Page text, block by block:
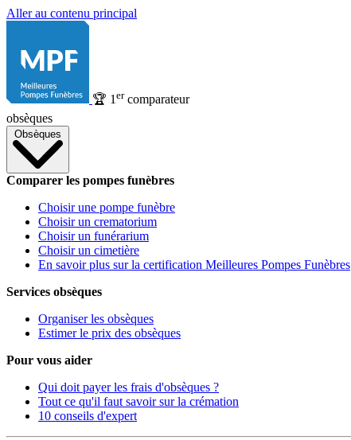
Aller au contenu principal
🏆 1 ercomparateur
obsèques
Obsèques
Comparer les pompes funèbres
Choisir une pompe funèbre
Choisir un crematorium
Choisir un funérarium
Choisir un cimetière
En savoir plus sur la certification Meilleures Pompes Funèbres
Services obsèques
Organiser les obsèques
Estimer le prix des obsèques
Pour vous aider
Qui doit payer les frais d'obsèques ?
Tout ce qu'il faut savoir sur la crémation
10 conseils d'expert